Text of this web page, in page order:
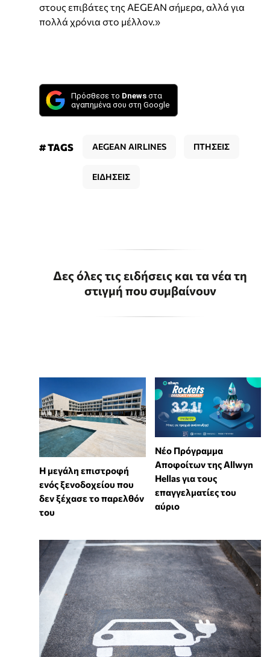
στους επιβάτες της AEGEAN σήμερα, αλλά για
πολλά χρόνια στο μέλλον.»
Πρόσθεσε το Dnews στα
αγαπημένα σου στη Google
# TAGS AEGEAN AIRLINES ΠΤΗΣΕΙΣ
ΕΙΔΗΣΕΙΣ
Δες όλες τις ειδήσεις και τα νέα τη
στιγμή που συμβαίνουν
Η μεγάλη επιστροφή
ενός ξενοδοχείου που
δεν ξέχασε το παρελθόν
του
Νέο Πρόγραμμα
Αποφοίτων της Allwyn
Hellas για τους
επαγγελματίες του
αύριο